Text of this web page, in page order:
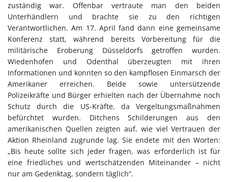
zuständig war. Offenbar vertraute man den beiden
Unterhändlern und brachte sie zu den richtigen
Verantwortlichen. Am 17. April fand dann eine gemeinsame
Konferenz statt, während bereits Vorbereitung für die
militärische Eroberung Düsseldorfs getroffen wurden.
Wiedenhofen und Odenthal überzeugten mit ihren
Informationen und konnten so den kampflosen Einmarsch der
Amerikaner erreichen. Beide sowie untersützende
Polizeikräfte und Bürger erhielten nach der Übernahme noch
Schutz durch die US-Kräfte, da Vergeltungsmaßnahmen
befürchtet wurden. Ditchens Schilderungen aus den
amerikanischen Quellen zeigten auf, wie viel Vertrauen der
Aktion Rheinland zugrunde lag. Sie endete mit den Worten:
„Bis heute sollte sich jeder fragen, was erforderlich ist für
eine friedliches und wertschätzenden Miteinander – nicht
nur am Gedenktag, sondern täglich“.